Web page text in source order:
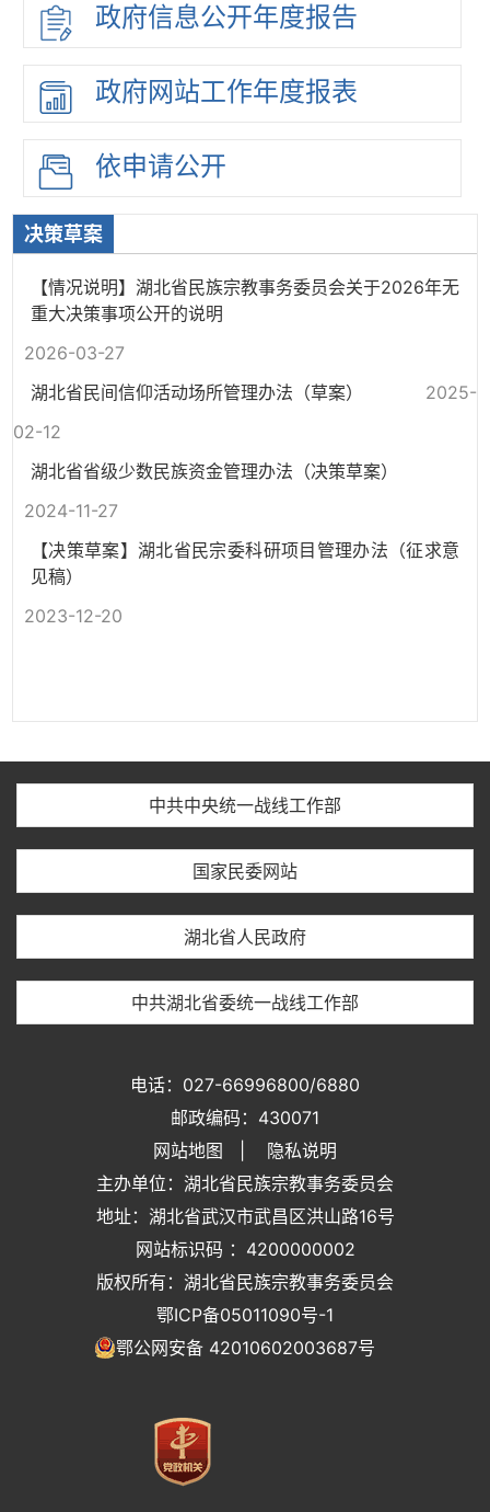
政府信息公开年度报告
政府网站工作年度报表
依申请公开
决策草案
【情况说明】湖北省民族宗教事务委员会关于2026年无
重大决策事项公开的说明
2026-03-27
湖北省民间信仰活动场所管理办法（草案）
2025-
02-12
湖北省省级少数民族资金管理办法（决策草案）
2024-11-27
【决策草案】湖北省民宗委科研项目管理办法（征求意
见稿）
2023-12-20
中共中央统一战线工作部
国家民委网站
湖北省人民政府
中共湖北省委统一战线工作部
电话：027-66996800/6880
邮政编码：430071
网站地图
隐私说明
主办单位：湖北省民族宗教事务委员会
地址：湖北省武汉市武昌区洪山路16号
网站标识码 ：4200000002
版权所有：湖北省民族宗教事务委员会
鄂ICP备05011090号-1
鄂公网安备 42010602003687号